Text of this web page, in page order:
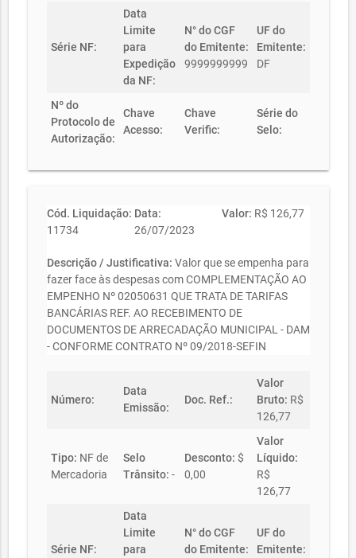
Série NF:
Data
Limite
para
Expedição
da NF:
N° do CGF
do Emitente:
9999999999
UF do
Emitente:
DF
Nº do
Protocolo de
Autorização:
Chave
Acesso:
Chave
Verific:
Série do
Selo:
Cód. Liquidação:
11734
Data:
26/07/2023
Valor: R$ 126,77
Descrição / Justificativa: Valor que se empenha para
fazer face às despesas com COMPLEMENTAÇÃO AO
EMPENHO Nº 02050631 QUE TRATA DE TARIFAS
BANCÁRIAS REF. AO RECEBIMENTO DE
DOCUMENTOS DE ARRECADAÇÃO MUNICIPAL - DAM
- CONFORME CONTRATO Nº 09/2018-SEFIN
Número:
Data
Emissão:
Doc. Ref.:
Valor
Bruto: R$
126,77
Tipo: NF de
Mercadoria
Selo
Trânsito: -
Desconto: $
0,00
Valor
Líquido:
R$
126,77
Série NF:
Data
Limite
para
N° do CGF
do Emitente:
UF do
Emitente: